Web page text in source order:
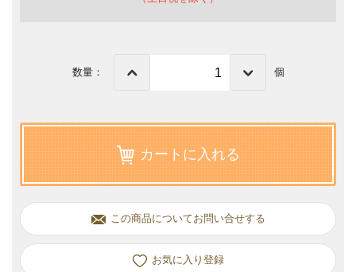
数量： 個
カートに入れる
この商品についてお問い合せする
お気に入り